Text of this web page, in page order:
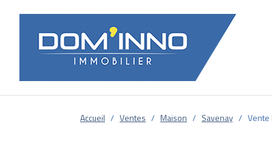
Accueil Ventes Maison Savenay Vente